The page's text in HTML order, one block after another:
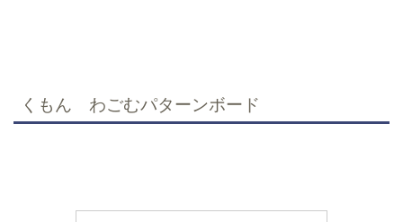
くもん わごむパターンボード